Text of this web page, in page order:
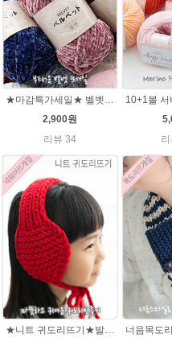
2,900원
리뷰 34
★니트 귀도리뜨기★발렌타인울 뜨개실 DIY 뜨개질